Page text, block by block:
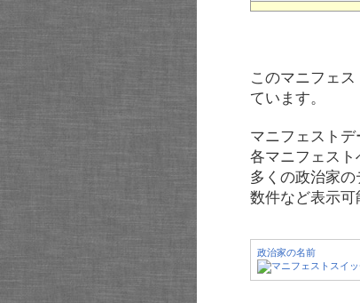
このマニフェス
ています。
マニフェストデ
各マニフェスト
多くの政治家
数件など表示可
政治家の名前